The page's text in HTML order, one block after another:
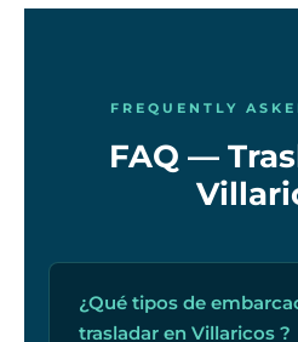
FREQUENTLY
FAQ —
¿Qué tipos de
trasladar en Villaricos ?